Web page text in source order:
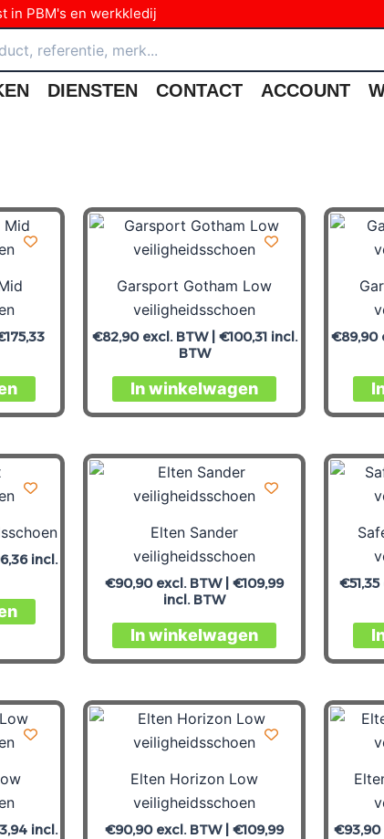
in PBM's en werkkledij
DIENSTEN CONTACT ACCOUNT
175,33
Garsport Gotham Low
veiligheidsschoen
€82,90excl. BTW | €100,31incl.
BTW
In winkelwagen
€89,90
incl.
Elten Sander
veiligheidsschoen
€90,90excl. BTW | €109,99
incl. BTW
In winkelwagen
€51,35
incl.
Elten Horizon Low
veiligheidsschoen
€90,90excl. BTW | €109,99
€93,90